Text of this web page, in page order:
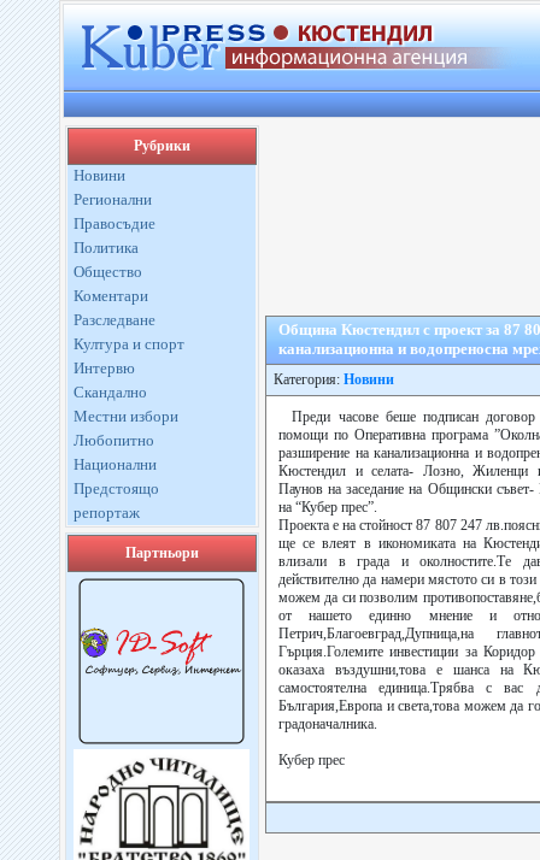
Рубрики
Новини
Регионални
Правосъдие
Политика
Общество
Коментари
Разследване
Култура и спорт
Интервю
Скандално
Местни избори
Любопитно
Национални
Предстоящо
репортаж
Партньори
Община Кюстендил с проект за 87
канализационна и водопреносна
Категория: Новини
Преди часове беше подписан договор
помощи по Оперативна програма
разширение на канализационна и
Кюстендил и селата- Лозно, Жиленци
Паунов на заседание на Общински съвет-
на “Кубер прес”.
Проекта е на стойност 87 807 247
ще се влеят в икономиката на
влизали в града и околностите.Те
действително да намери мястото си в
можем да си позволим
от нашето единно мнение и
Петрич,Благоевград,Дупница,на
Гърция.Големите инвестиции за
оказаха въздушни,това е шанса на
самостоятелна единица.Трябва с вас
България,Европа и света,това можем да
градоначалника.
Кубер прес